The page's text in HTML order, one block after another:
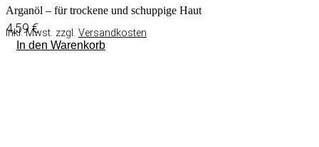
Arganöl – für trockene und schuppige Haut
4,59€
inkl. Mwst. zzgl. Versandkosten
In den Warenkorb